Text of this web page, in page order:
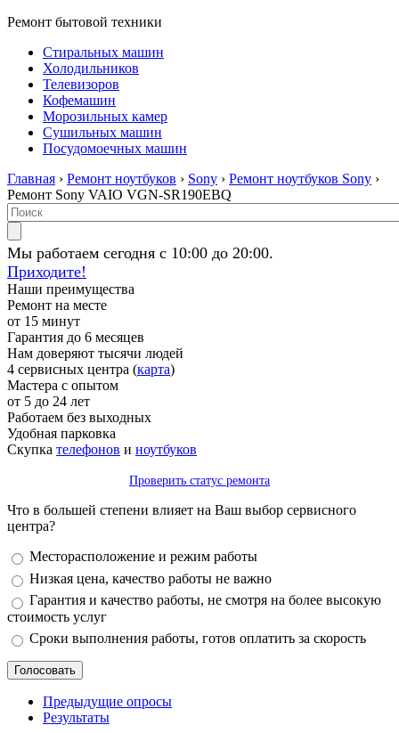
Ремонт бытовой техники
Стиральных машин
Холодильников
Телевизоров
Кофемашин
Морозильных камер
Сушильных машин
Посудомоечных машин
Главная › Ремонт ноутбуков › Sony › Ремонт ноутбуков Sony ›
Ремонт Sony VAIO VGN-SR190EBQ
Мы работаем сегодня с 10:00 до 20:00.
Приходите!
Наши преимущества
Ремонт на месте
от 15 минут
Гарантия до 6 месяцев
Нам доверяют тысячи людей
4 сервисных центра (карта)
Мастера с опытом
от 5 до 24 лет
Работаем без выходных
Удобная парковка
Скупка телефонов и ноутбуков
Проверить статус ремонта
Что в большей степени влияет на Ваш выбор сервисного
центра?
Варианты
Месторасположение и режим работы
Низкая цена, качество работы не важно
Гарантия и качество работы, не смотря на более высокую
стоимость услуг
Сроки выполнения работы, готов оплатить за скорость
Предыдущие опросы
Результаты